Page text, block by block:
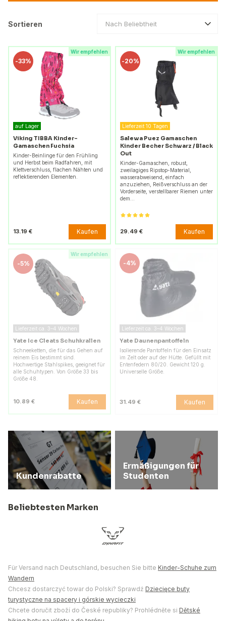
Sortieren Nach Beliebtheit
Wir empfehlen
-33%
auf Lager
Viking TIBBA Kinder-
Gamaschen Fuchsia
Kinder-Beinlinge für den Frühling
und Herbst beim Radfahren, mit
Klettverschluss, flachen Nähten und
reflektierenden Elementen.
13.19 € Kaufen
Wir empfehlen
-20%
Lieferzeit 10 Tagen
Salewa Puez Gamaschen
Kinder Becher Schwarz / Black
Out
Kinder-Gamaschen, robust,
zweilagiges Ripstop-Material,
wasserabweisend, einfach
anzuziehen, Reißverschluss an der
Vorderseite, verstellbarer Riemen unter
dem…
29.49 € Kaufen
Wir empfehlen
-5%
Lieferzeit ca. 3–4 Wochen
Yate Ice Cleats Schuhkrallen
Schneeketten, die für das Gehen auf
reinem Eis bestimmt sind.
Hochwertige Stahlspikes, geeignet für
alle Schuhtypen. Von Größe 33 bis
Größe 48.
10.89 € Kaufen
-4%
Lieferzeit ca. 3–4 Wochen
Yate Daunenpantoffeln
Isolierende Pantoffeln für den Einsatz
im Zelt oder auf der Hütte. Gefüllt mit
Entenfedern 80/20. Gewicht 120 g.
Universelle Größe.
31.49 € Kaufen
Kundenrabatte
Ermäßigungen für
Studenten
Beliebtesten Marken
Für Versand nach Deutschland, besuchen Sie bitte Kinder-Schuhe zum
Wandern
Chcesz dostarczyć towar do Polski? Sprawdź Dziecięce buty
turystyczne na spacery i górskie wycieczki
Chcete doručit zboží do České republiky? Prohlédněte si Dětské